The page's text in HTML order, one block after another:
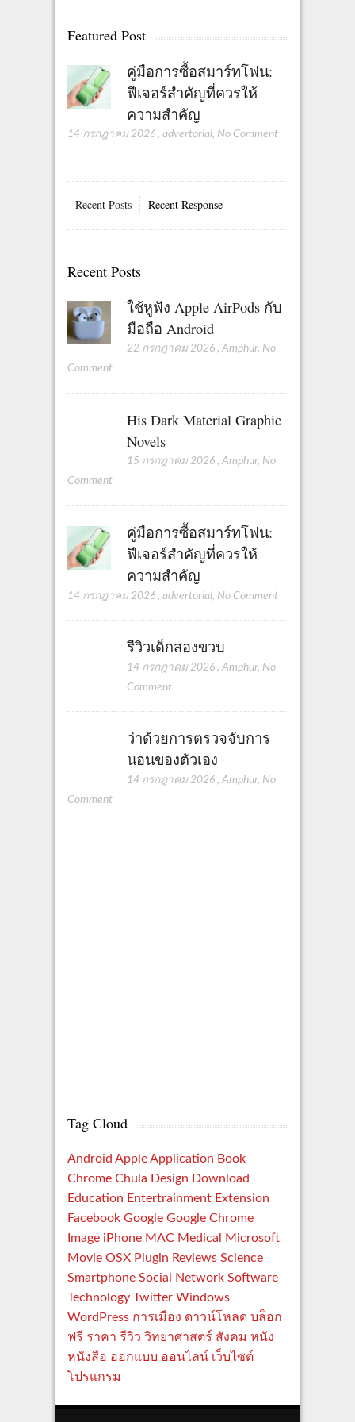
Featured Post
คู่มือการซื้อสมาร์ทโฟน:
ฟีเจอร์สำคัญที่ควรให้
ความสำคัญ
14 กรกฎาคม 2026 , advertorial, No Comment
Recent Posts Recent Response
Recent Posts
ใช้หูฟัง Apple AirPods กับ
มือถือ Android
22 กรกฎาคม 2026 , Amphur, No
Comment
His Dark Material Graphic
Novels
15 กรกฎาคม 2026 , Amphur, No
Comment
คู่มือการซื้อสมาร์ทโฟน:
ฟีเจอร์สำคัญที่ควรให้
ความสำคัญ
14 กรกฎาคม 2026 , advertorial, No Comment
รีวิวเด็กสองขวบ
14 กรกฎาคม 2026 , Amphur, No
Comment
ว่าด้วยการตรวจจับการ
นอนของตัวเอง
14 กรกฎาคม 2026 , Amphur, No
Comment
Tag Cloud
Android Apple Application Book
Chrome Chula Design Download
Education Entertrainment Extension
Facebook Google Google Chrome
Image iPhone MAC Medical
Microsoft
Movie OSX Plugin Reviews Science
Smartphone Social Network Software
Technology Twitter Windows
WordPress การเมือง ดาวน์โหลด บล็อก
ฟรี ราคา รีวิว วิทยาศาสตร์ สังคม หนัง
หนังสือ ออกแบบ ออนไลน์ เว็บไซต์
โปรแกรม